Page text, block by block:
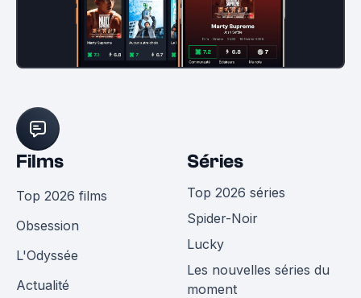
Films
Top 2026 films
Obsession
L'Odyssée
Actualité
Séries
Top 2026 séries
Spider-Noir
Lucky
Les nouvelles séries du
moment